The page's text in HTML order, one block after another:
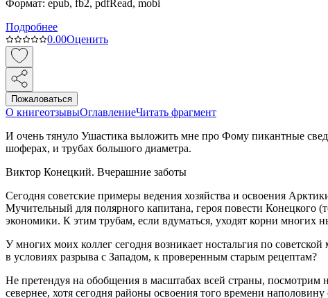
Формат: epub, fb2, pdfRead, mobi
Подробнее
0.00Оценить
Пожаловаться
О книгеотзывыОглавлениеЧитать фрагмент
И очень тянуло Ушастика выложить мне про Фому пикантные
шоферах, и трубах большого диаметра.
Виктор Конецкий. Вчерашние заботы
Сегодня советские примеры ведения хозяйства и освоения
Мучительный для полярного капитана, героя повести Конецкого
экономики. К этим трубам, если вдуматься, уходят корни
У многих моих коллег сегодня возникает ностальгия по
в условиях разрыва с Западом, к проверенным старым рецептам?
Не претендуя на обобщения в масштабах всей страны,
севернее, хотя сегодня районы освоения того времени